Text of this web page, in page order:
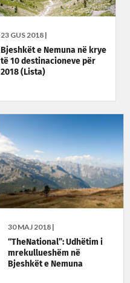
23 GUS 2018 |
Bjeshkët e Nemuna në krye
të 10 destinacioneve për
2018 (Lista)
30 MAJ 2018 |
“TheNational”: Udhëtim i
mrekullueshëm në
Bjeshkët e Nemuna